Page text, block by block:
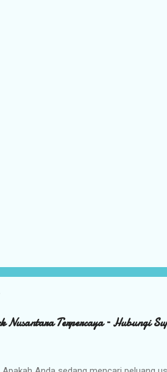
Nusantara Terpercaya – Hubungi